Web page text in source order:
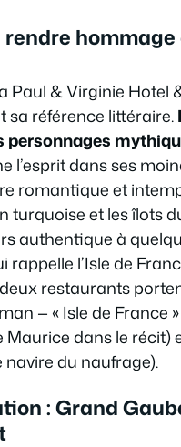
rendre
Paul & Virginie Hotel
sa référence littéraire.
personnages
l’esprit dans ses
romantique et
turquoise et les îlots
authentique à
rappelle l’Isle de
restaurants
— « Isle de France
dans le récit)
navire du naufrage).
: Grand